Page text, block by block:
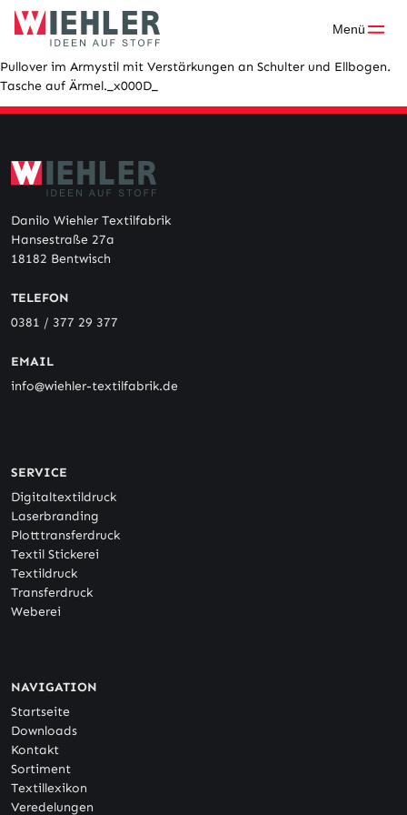
Skip
Menü
Pullover im Armystil mit Verstärkungen an Schulter und Ellbogen.
Tasche auf Ärmel._x000D_
Danilo Wiehler Textilfabrik
Hansestraße 27a
18182 Bentwisch
TELEFON
0381 / 377 29 377
EMAIL
info@wiehler-textilfabrik.de
SERVICE
Digitaltextildruck
Laserbranding
Plotttransferdruck
Textil Stickerei
Textildruck
Transferdruck
Weberei
NAVIGATION
Startseite
Downloads
Kontakt
Sortiment
Textillexikon
Veredelungen